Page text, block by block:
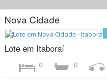
Nova Cidade
Lote em Itaboraí
0 0